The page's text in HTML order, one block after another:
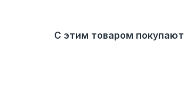
С этим товаром покупают